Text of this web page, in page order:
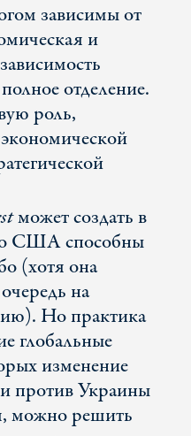
зависимы от
и
отделение.
роль,
может создать в
США способны
(хотя она
на
Но практика
глобальные
изменение
против Украины
можно решить